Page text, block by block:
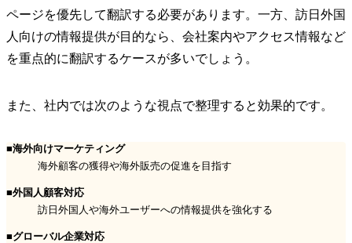
ページを優先して翻訳する必要があります。一方、訪日外国
人向けの情報提供が目的なら、会社案内やアクセス情報など
を重点的に翻訳するケースが多いでしょう。
また、社内では次のような視点で整理すると効果的です。
■海外向けマーケティング
海外顧客の獲得や海外販売の促進を目指す
■外国人顧客対応
訪日外国人や海外ユーザーへの情報提供を強化する
■グローバル企業対応